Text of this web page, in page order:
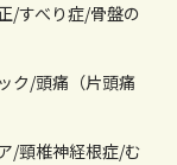
すべり症/骨盤の
ク/頭痛（片頭痛
/頸椎神経根症/む